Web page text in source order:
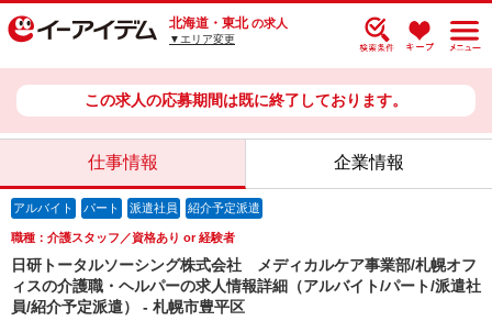
北海道・東北 の求人
▼エリア変更
この求人の応募期間は既に終了しております。
仕事情報 企業情報
アルバイト パート 派遣社員 紹介予定派遣
職種：介護スタッフ／資格あり or 経験者
日研トータルソーシング株式会社 メディカルケア事業部/札幌オフ
ィスの介護職・ヘルパーの求人情報詳細（アルバイト/パート/派遣社
員/紹介予定派遣） - 札幌市豊平区